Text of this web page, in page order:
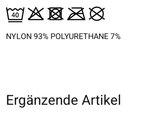
NYLON 93% POLYURETHANE 7%
Ergänzende Artikel